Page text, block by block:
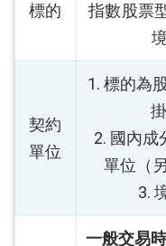
標的
指數股票
契約
單位
1. 標的為
2. 國內成
單位（
3.
一般交易